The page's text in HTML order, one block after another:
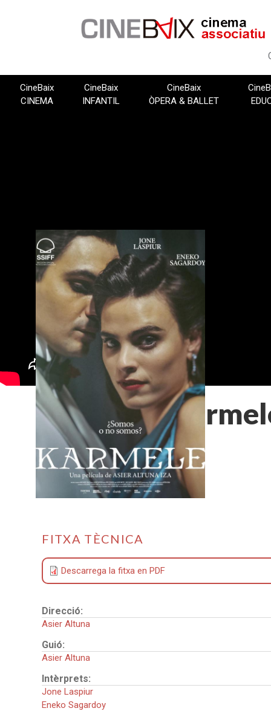
CineBaix
CINEMA
CineBaix
INFANTIL
CineBaix
ÒPERA & BALLET
FITXA TÈCNICA
Descarrega la fitxa en PDF
Direcció:
Asier Altuna
Guió:
Asier Altuna
Intèrprets:
Jone Laspiur
Eneko Sagardoy